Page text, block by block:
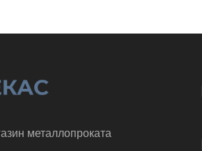
металлопроката